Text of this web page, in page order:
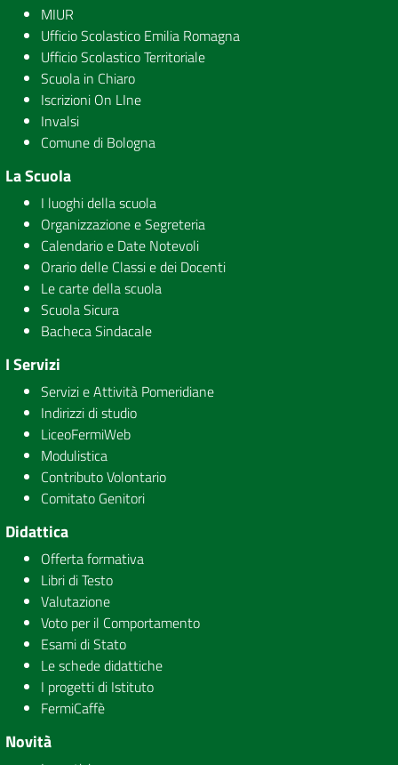
MIUR
Ufficio Scolastico Emilia Romagna
Ufficio Scolastico Territoriale
Scuola in Chiaro
Iscrizioni On LIne
Invalsi
Comune di Bologna
La Scuola
I luoghi della scuola
Organizzazione e Segreteria
Calendario e Date Notevoli
Orario delle Classi e dei Docenti
Le carte della scuola
Scuola Sicura
Bacheca Sindacale
I Servizi
Servizi e Attività Pomeridiane
Indirizzi di studio
LiceoFermiWeb
Modulistica
Contributo Volontario
Comitato Genitori
Didattica
Offerta formativa
Libri di Testo
Valutazione
Voto per il Comportamento
Esami di Stato
Le schede didattiche
I progetti di Istituto
FermiCaffè
Novità